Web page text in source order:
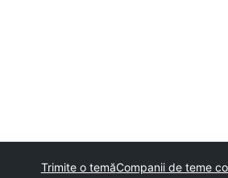
Trimite o temăCompanii de teme